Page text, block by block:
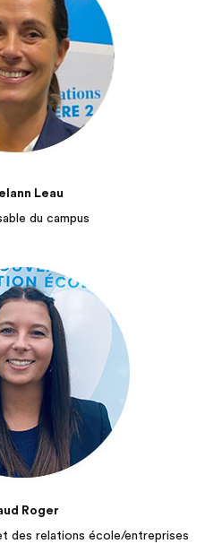
Leau
du campus
Roger
des relations école/entreprises